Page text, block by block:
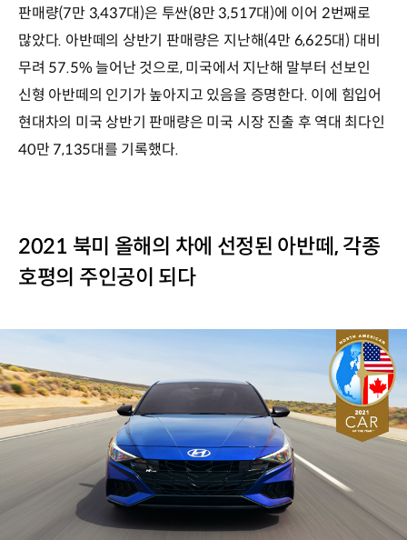
판매량(7만 3,437대)은 투싼(8만 3,517대)에 이어 2번째로
많았다. 아반떼의 상반기 판매량은 지난해(4만 6,625대) 대비
무려 57.5% 늘어난 것으로, 미국에서 지난해 말부터 선보인
신형 아반떼의 인기가 높아지고 있음을 증명한다. 이에 힘입어
현대차의 미국 상반기 판매량은 미국 시장 진출 후 역대 최다인
40만 7,135대를 기록했다.
2021 북미 올해의 차에 선정된 아반떼, 각종
호평의 주인공이 되다